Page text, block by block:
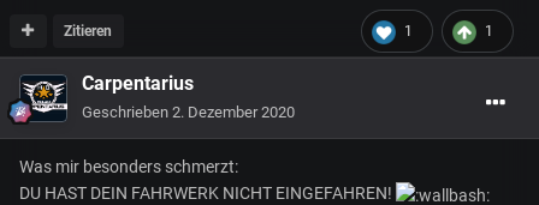
1 1
Zitieren
Carpentarius
Geschrieben 2. Dezember 2020
Was mir besonders schmerzt:
DU HAST DEIN FAHRWERK NICHT EINGEFAHREN!